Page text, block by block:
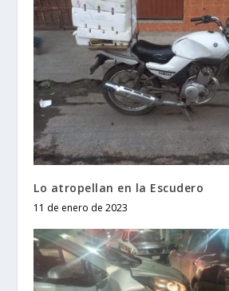
Lo atropellan en la Escudero
11 de enero de 2023